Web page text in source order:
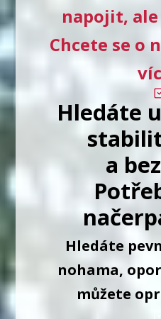
napojit,
Chcete se o
Hledáte
a
Hledáte
nohama,
můžete